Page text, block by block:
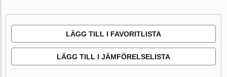
LÄGG TILL I FAVORITLISTA
LÄGG TILL I JÄMFÖRELSELISTA